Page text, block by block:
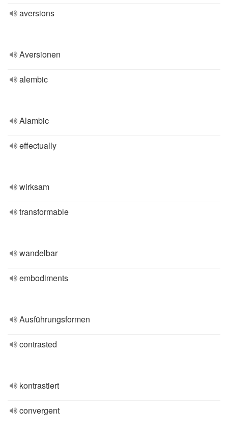
aversions
Aversionen
alembic
Alambic
effectually
wirksam
transformable
wandelbar
embodiments
Ausführungsformen
contrasted
kontrastiert
convergent